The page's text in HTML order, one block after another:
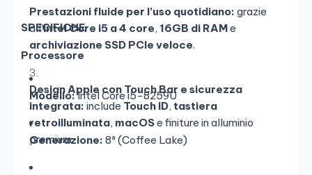
Prestazioni fluide per l’uso quotidiano: grazie
all’Intel Core i5 a 4 core, 16GB di RAMe
archiviazione SSD PCIe veloce.
Design Apple con Touch Bar e sicurezza
integrata: include Touch ID, tastiera
retroilluminata, macOSe finiture in alluminio
premium.
SPECIFICHE
Processore
Modello:Intel Core i5-8259U
Generazione: 8ª (Coffee Lake)